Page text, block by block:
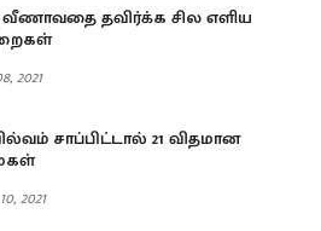
தவிர்க்க சில எளிய
2021
சாப்பிட்டால் 21 விதமான
2021